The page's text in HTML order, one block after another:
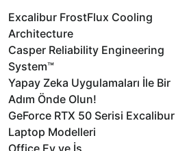
Excalibur FrostFlux Cooling
Architecture
Casper Reliability Engineering
System™
Yapay Zeka Uygulamaları İle Bir
Adım Önde Olun!
GeForce RTX 50 Serisi Excalibur
Laptop Modelleri
Office Ev ve İş